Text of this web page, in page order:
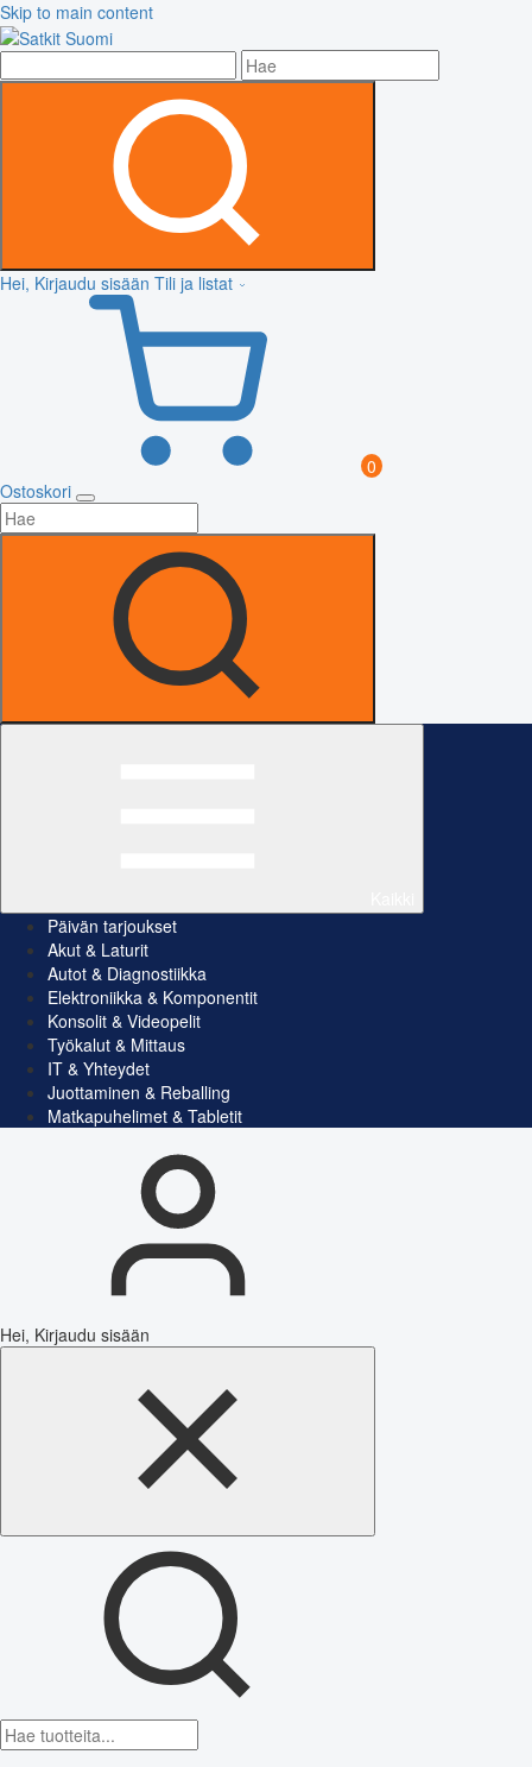
Skip to main content
Hei, Kirjaudu sisään Tili ja listat
0
Ostoskori
Päivän tarjoukset
Akut & Laturit
Autot & Diagnostiikka
Elektroniikka & Komponentit
Konsolit & Videopelit
Työkalut & Mittaus
IT & Yhteydet
Juottaminen & Reballing
Matkapuhelimet & Tabletit
Hei, Kirjaudu sisään